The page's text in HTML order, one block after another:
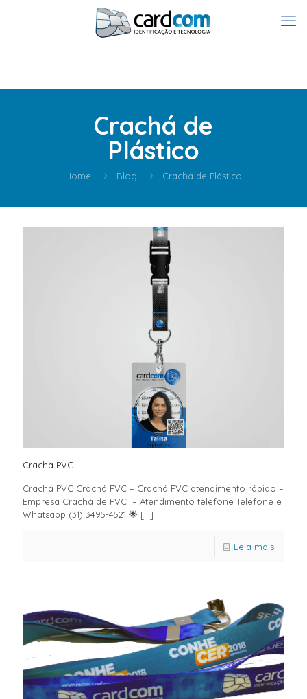
Crachá de
Plástico
Home Blog Crachá de Plástico
Crachá PVC
Crachá PVC Crachá PVC – Crachá PVC atendimento rápido –
Empresa Crachá de PVC – Atendimento telefone Telefone e
Whatsapp (31) 3495-4521 🌟 […]
Leia mais